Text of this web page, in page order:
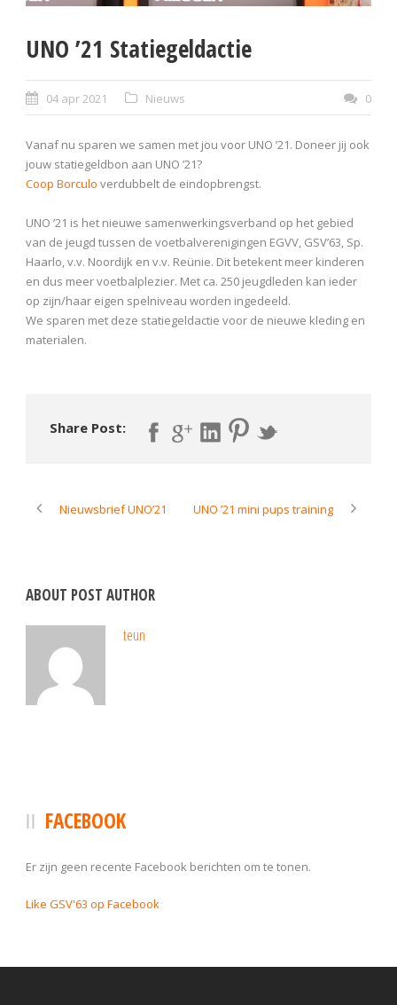
UNO ’21 Statiegeldactie
04 apr 2021 Nieuws 0
Vanaf nu sparen we samen met jou voor UNO ’21. Doneer jij ook
jouw statiegeldbon aan UNO ’21?
Coop Borculo verdubbelt de eindopbrengst.
UNO ’21 is het nieuwe samenwerkingsverband op het gebied
van de jeugd tussen de voetbalverenigingen EGVV, GSV’63, Sp.
Haarlo, v.v. Noordijk en v.v. Reünie. Dit betekent meer kinderen
en dus meer voetbalplezier. Met ca. 250 jeugdleden kan ieder
op zijn/haar eigen spelniveau worden ingedeeld.
We sparen met deze statiegeldactie voor de nieuwe kleding en
materialen.
Share Post:
Nieuwsbrief UNO’21 UNO ’21 mini pups training
ABOUT POST AUTHOR
teun
FACEBOOK
Er zijn geen recente Facebook berichten om te tonen.
Like GSV'63 op Facebook